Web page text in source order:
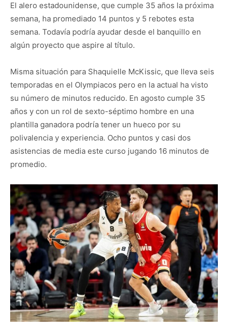
El alero estadounidense, que cumple 35 años la próxima
semana, ha promediado 14 puntos y 5 rebotes esta
semana. Todavía podría ayudar desde el banquillo en
algún proyecto que aspire al título.
Misma situación para Shaquielle McKissic, que lleva seis
temporadas en el Olympiacos pero en la actual ha visto
su número de minutos reducido. En agosto cumple 35
años y con un rol de sexto-séptimo hombre en una
plantilla ganadora podría tener un hueco por su
polivalencia y experiencia. Ocho puntos y casi dos
asistencias de media este curso jugando 16 minutos de
promedio.